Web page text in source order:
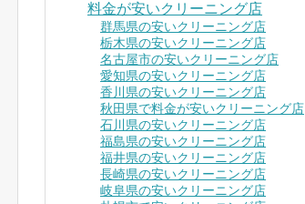
料金が安いクリーニング店
群馬県の安いクリーニング店
栃木県の安いクリーニング店
名古屋市の安いクリーニング店
愛知県の安いクリーニング店
香川県の安いクリーニング店
秋田県で料金が安いクリーニング店
石川県の安いクリーニング店
福島県の安いクリーニング店
福井県の安いクリーニング店
長崎県の安いクリーニング店
岐阜県の安いクリーニング店